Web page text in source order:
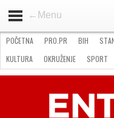
←Menu
STANDARD
GOSPODARSTVO
OKRUŽENJE
POČETNA PRO.PR BIH
KULTURA
OKRUŽENJE SPORT
NATJEČAJI
FILMING LOCATION IN